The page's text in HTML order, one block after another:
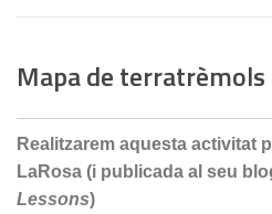
Mapa de
Realitzarem aquesta activitat
LaRosa (i publicada al seu
Lessons)